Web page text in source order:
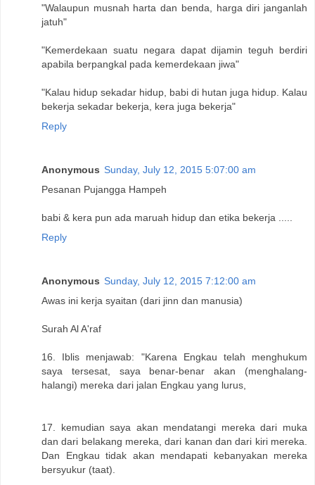
"Walaupun musnah harta dan benda, harga diri janganlah
jatuh"
"Kemerdekaan suatu negara dapat dijamin teguh berdiri
apabila berpangkal pada kemerdekaan jiwa"
"Kalau hidup sekadar hidup, babi di hutan juga hidup. Kalau
bekerja sekadar bekerja, kera juga bekerja"
Reply
Anonymous Sunday, July 12, 2015 5:07:00 am
Pesanan Pujangga Hampeh
babi & kera pun ada maruah hidup dan etika bekerja .....
Reply
Anonymous Sunday, July 12, 2015 7:12:00 am
Awas ini kerja syaitan (dari jinn dan manusia)
Surah Al A'raf
16. Iblis menjawab: "Karena Engkau telah menghukum
saya tersesat, saya benar-benar akan (menghalang-
halangi) mereka dari jalan Engkau yang lurus,
17. kemudian saya akan mendatangi mereka dari muka
dan dari belakang mereka, dari kanan dan dari kiri mereka.
Dan Engkau tidak akan mendapati kebanyakan mereka
bersyukur (taat).